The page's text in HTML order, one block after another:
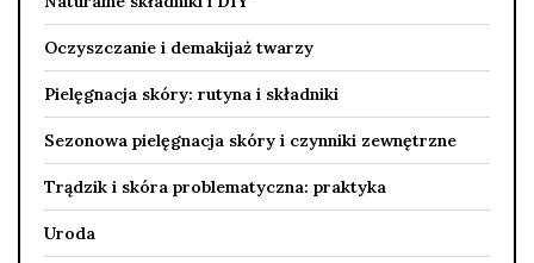
Oczyszczanie i demakijaż twarzy
Pielęgnacja skóry: rutyna i składniki
Sezonowa pielęgnacja skóry i czynniki zewnętrzne
Trądzik i skóra problematyczna: praktyka
Uroda